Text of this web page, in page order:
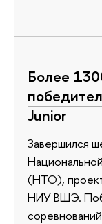
Более
Junior
Завершился
(НТО),
НИУ ВШЭ.